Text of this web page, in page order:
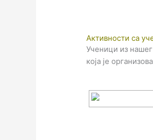
Активности са
Ученици из
која је